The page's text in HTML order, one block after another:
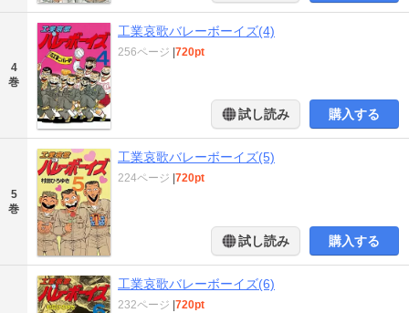
4
巻
工業哀歌バレーボーイズ(4)
256ページ 720pt
試し読み 購入する
5
巻
工業哀歌バレーボーイズ(5)
224ページ 720pt
試し読み 購入する
工業哀歌バレーボーイズ(6)
232ページ 720pt